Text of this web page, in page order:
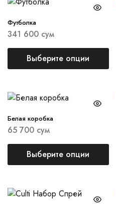
Футболка
341 600 сум
Выберите опции
Белая коробка
65 700 сум
Выберите опции